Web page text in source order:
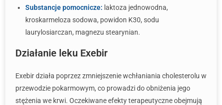
Substancje pomocnicze: laktoza jednowodna,
kroskarmeloza sodowa, powidon K30, sodu
laurylosiarczan, magnezu stearynian.
Działanie leku Exebir
Exebir działa poprzez zmniejszenie wchłaniania cholesterolu w
przewodzie pokarmowym, co prowadzi do obniżenia jego
stężenia we krwi. Oczekiwane efekty terapeutyczne obejmują